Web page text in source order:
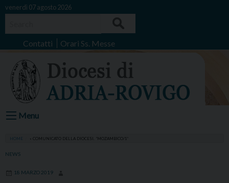
Skip
venerdì 07 agosto 2026
Contatti Orari Ss. Messe
Menu
HOME COMUNICATO DELLA DIOCESI. “MOZAMBICO/1”
NEWS
18 MARZO 2019